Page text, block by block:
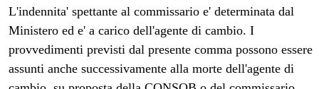
L'indennita' spettante al commissario e' determinata dal
Ministero ed e' a carico dell'agente di cambio. I
provvedimenti previsti dal presente comma possono essere
assunti anche successivamente alla morte dell'agente di